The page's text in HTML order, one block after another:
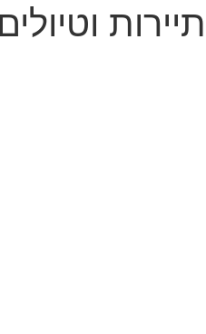
תיירות וטיולים